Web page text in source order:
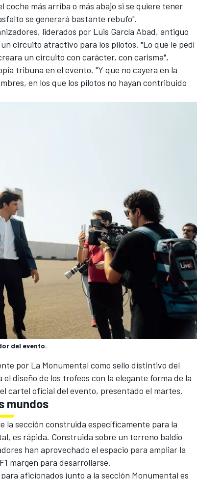
más arriba o más abajo si se quiere tener
se generará bastante rebufo".
liderados por Luis García Abad, antiguo
circuito atractivo para los pilotos. "Lo que le pedí
un circuito con carácter, con carisma",
tribuna en el evento. "Y que no cayera en la
en los que los pilotos no hayan contribuido
del evento.
por La Monumental como sello distintivo del
diseño de los trofeos con la elegante forma de la
cartel oficial del evento, presentado el martes.
mundos
la sección construida específicamente para la
es rápida. Construida sobre un terreno baldío
han aprovechado el espacio para ampliar la
margen para desarrollarse.
aficionados junto a la sección Monumental es